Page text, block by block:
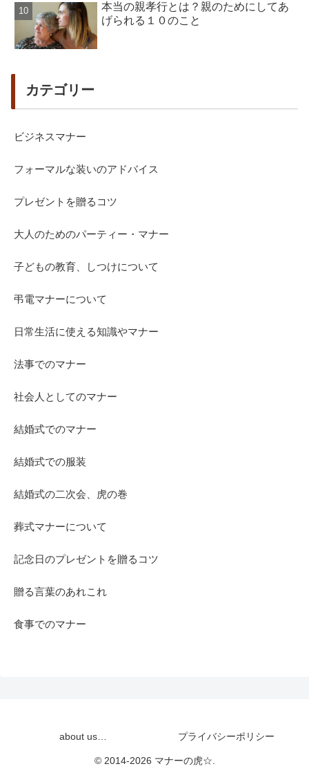
本当の親孝行とは？親のためにしてあ
げられる１０のこと
カテゴリー
ビジネスマナー
フォーマルな装いのアドバイス
プレゼントを贈るコツ
大人のためのパーティー・マナー
子どもの教育、しつけについて
弔電マナーについて
日常生活に使える知識やマナー
法事でのマナー
社会人としてのマナー
結婚式でのマナー
結婚式での服装
結婚式の二次会、虎の巻
葬式マナーについて
記念日のプレゼントを贈るコツ
贈る言葉のあれこれ
食事でのマナー
about us… プライバシーポリシー
© 2014-2026 マナーの虎☆.